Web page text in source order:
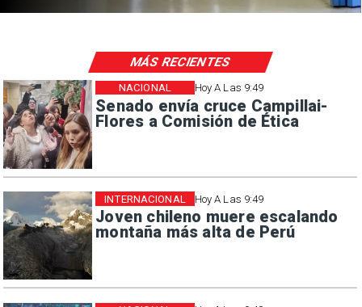
Hoy A Las 9:49
Senado envía cruce Campillai-
Flores a Comisión de Ética
NACIONAL
Hoy A Las 9:49
Joven chileno muere escalando
montaña más alta de Perú
INTERNACIONAL
MÁS RECIENTES